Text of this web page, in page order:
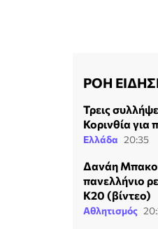
ΡΟΗ
Τρεις
Κορινθία για
Ελλάδα 20:35
Δανάη
πανελλήνιο
Κ20 (βίντεο)
Αθλητισμός